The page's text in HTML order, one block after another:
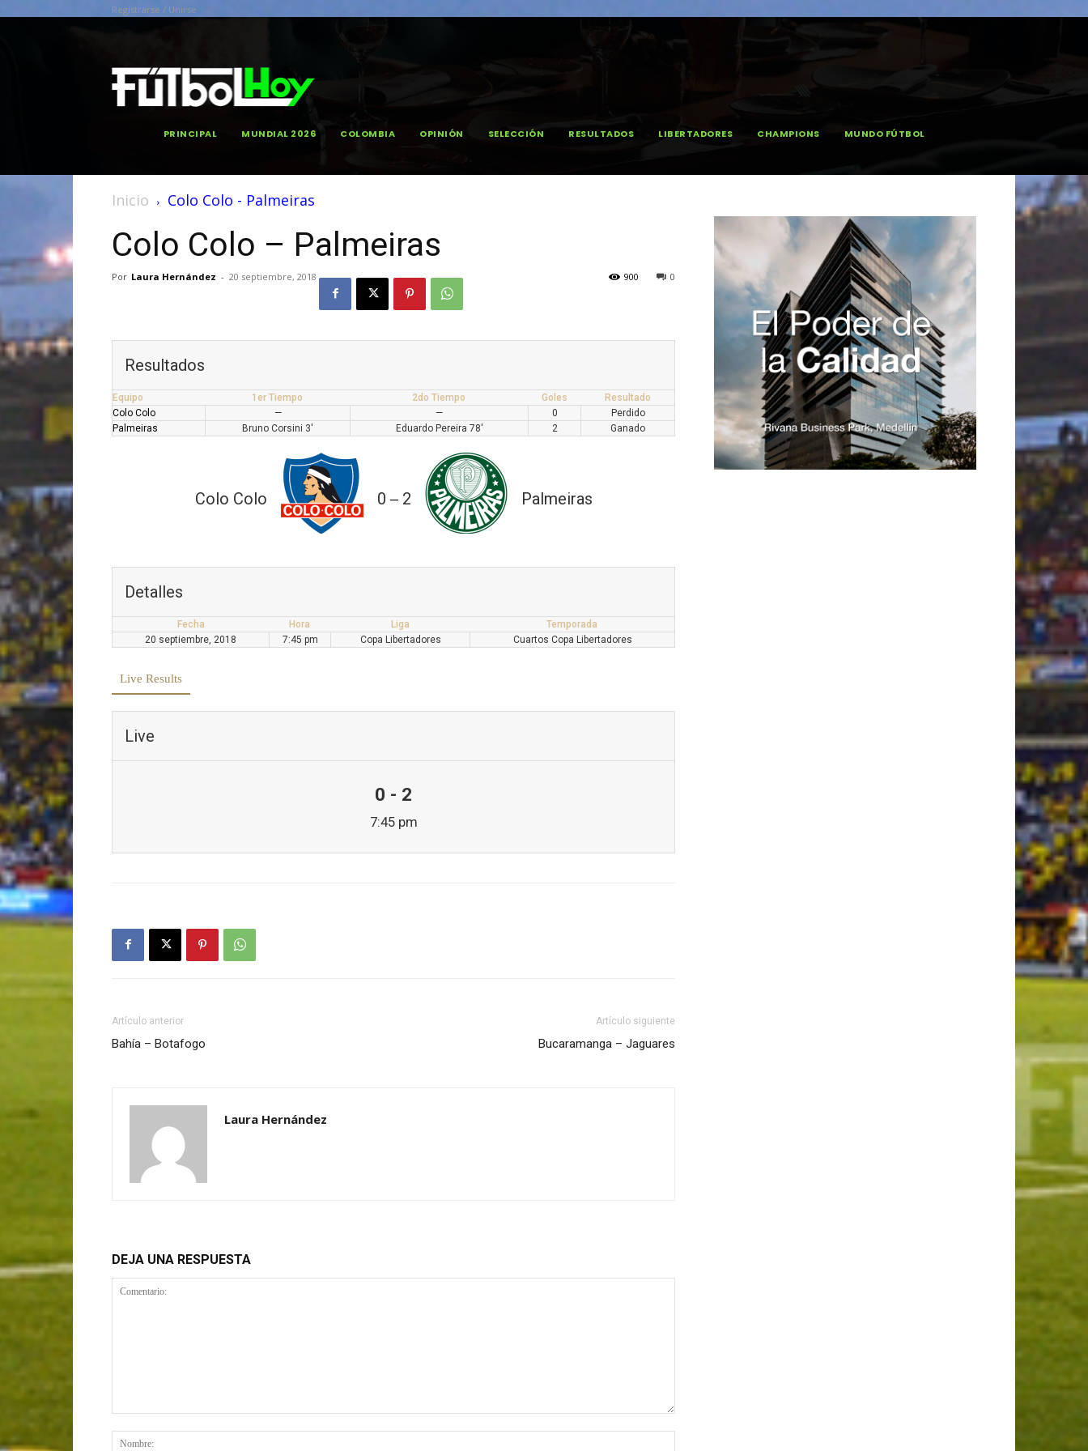
Registrarse / Unirse
PRINCIPAL MUNDIAL 2026 COLOMBIA OPINIÓN SELECCIÓN RESULTADOS LIBERTADORES CHAMPIONS MUNDO FÚTBOL
Inicio Colo Colo - Palmeiras
Colo Colo – Palmeiras
Por Laura Hernández - 20 septiembre, 2018 0
900
Resultados
Equipo 1er Tiempo 2do Tiempo Goles
Resultado
Colo Colo
— — 0
Perdido
Palmeiras
Bruno Corsini 3' Eduardo Pereira 78' 2 Ganado
Colo Colo 0 — 2 Palmeiras
Detalles
Fecha Hora Liga
Temporada
20 septiembre, 2018
7:45 pm Copa Libertadores Cuartos Copa Libertadores
Live Results
Live
0 - 2
7:45 pm
Artículo anterior
Bahía – Botafogo
Artículo siguiente
Bucaramanga – Jaguares
Laura Hernández
DEJA UNA RESPUESTA